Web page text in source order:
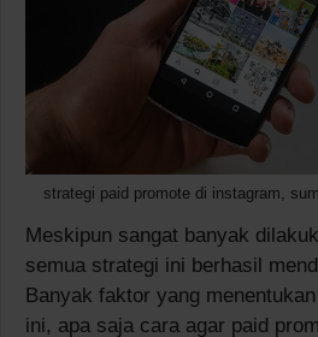
strategi paid promote di instagram,
Meskipun sangat banyak
semua strategi ini berhasil
Banyak faktor yang
ini, apa saja cara agar paid